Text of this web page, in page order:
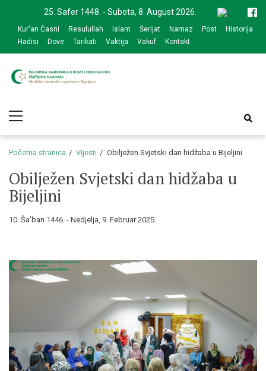
navigation
content
25. Safer 1448. - Subota, 8. August 2026.
Kur'an Časni Resulullah Islam Šerijat Namaz Post
Historija
Hadisi
Dove Tarikati Vaktija Vakuf Kontakt
zajednice Bijeljina
Menu
Početna stranica Vijesti Obilježen Svjetski dan hidžaba u Bijeljini
Obilježen Svjetski dan hidžaba u
Bijeljini
10. Ša'ban 1446. - Nedjelja, 9. Februar 2025.